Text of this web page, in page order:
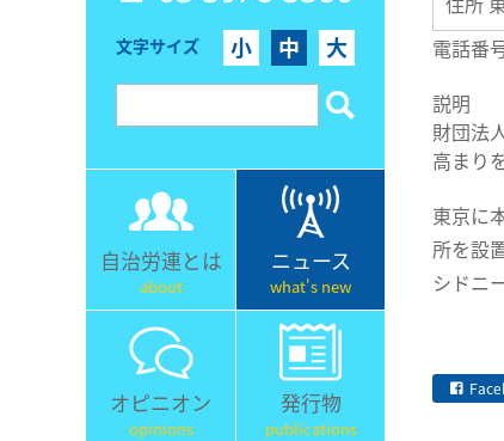
文字サイズ 小 中 大
自治労連とは
about
ニュース
what's new
オピニオン
opinions
発行物
publications
電話番
説明
財団法
高まり
東京に
所を設
シドニ